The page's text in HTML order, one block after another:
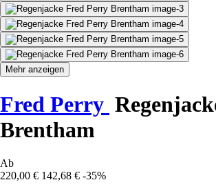
Mehr anzeigen
Fred Perry
Brentham
Ab
220,00 € 142,68 € -35%